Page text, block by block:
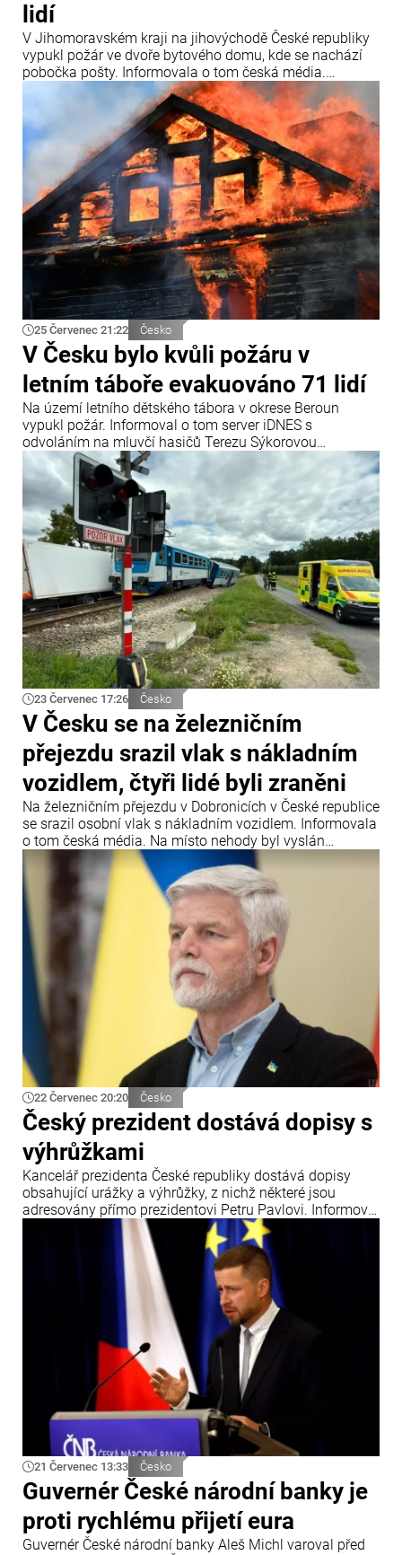
lidí
V Jihomoravském kraji na jihovýchodě České republiky
vypukl požár ve dvoře bytového domu, kde se nachází
pobočka pošty. Informovala o tom česká média.
„Záchranářům jsme předali přibližně 18 osob,
evakuováno však bylo ještě více lidí,“ uvedly záchranné
složky. Lidé se nadýchali zplodin hoření, a proto byli
všichni převezeni do nemocnice.
25 Červenec 21:22 Česko
V Česku bylo kvůli požáru v
letním táboře evakuováno 71 lidí
Na území letního dětského tábora v okrese Beroun
vypukl požár. Informoval o tom server iDNES s
odvoláním na mluvčí hasičů Terezu Sýkorovou
Fliegerovou.
23 Červenec 17:26 Česko
V Česku se na železničním
přejezdu srazil vlak s nákladním
vozidlem, čtyři lidé byli zraněni
Na železničním přejezdu v Dobronicích v České republice
se srazil osobní vlak s nákladním vozidlem. Informovala
o tom česká média. Na místo nehody byl vyslán
záchranářský vrtulník.
22 Červenec 20:20 Česko
Český prezident dostává dopisy s
výhrůžkami
Kancelář prezidenta České republiky dostává dopisy
obsahující urážky a výhrůžky, z nichž některé jsou
adresovány přímo prezidentovi Petru Pavlovi. Informoval
o tom zpravodajský portál iDNES.
21 Červenec 13:33 Česko
Guvernér České národní banky je
proti rychlému přijetí eura
Guvernér České národní banky Aleš Michl varoval před